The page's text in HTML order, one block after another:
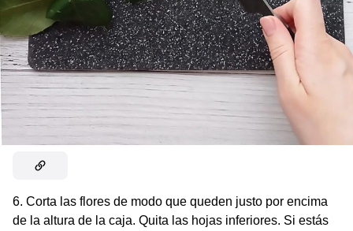
6. Corta las flores de modo que queden justo por encima
de la altura de la caja. Quita las hojas inferiores. Si estás